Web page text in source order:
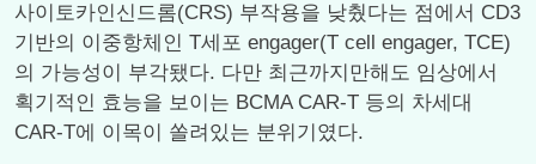
사이토카인신드롬(CRS) 부작용을 낮췄다는 점에서 CD3
기반의 이중항체인 T세포 engager(T cell engager, TCE)
의 가능성이 부각됐다. 다만 최근까지만해도 임상에서
획기적인 효능을 보이는 BCMA CAR-T 등의 차세대
CAR-T에 이목이 쏠려있는 분위기였다.